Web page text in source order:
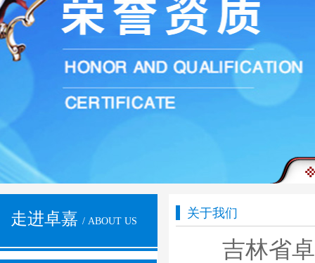
走进卓嘉 / ABOUT US
关于我们
吉林省